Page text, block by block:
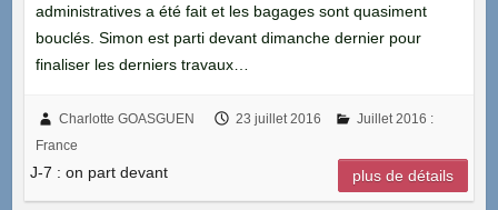
administratives a été fait et les bagages sont quasiment
bouclés. Simon est parti devant dimanche dernier pour
finaliser les derniers travaux…
Charlotte GOASGUEN 23 juillet 2016
Juillet 2016 :
France
J-7 : on part devant plus de détails